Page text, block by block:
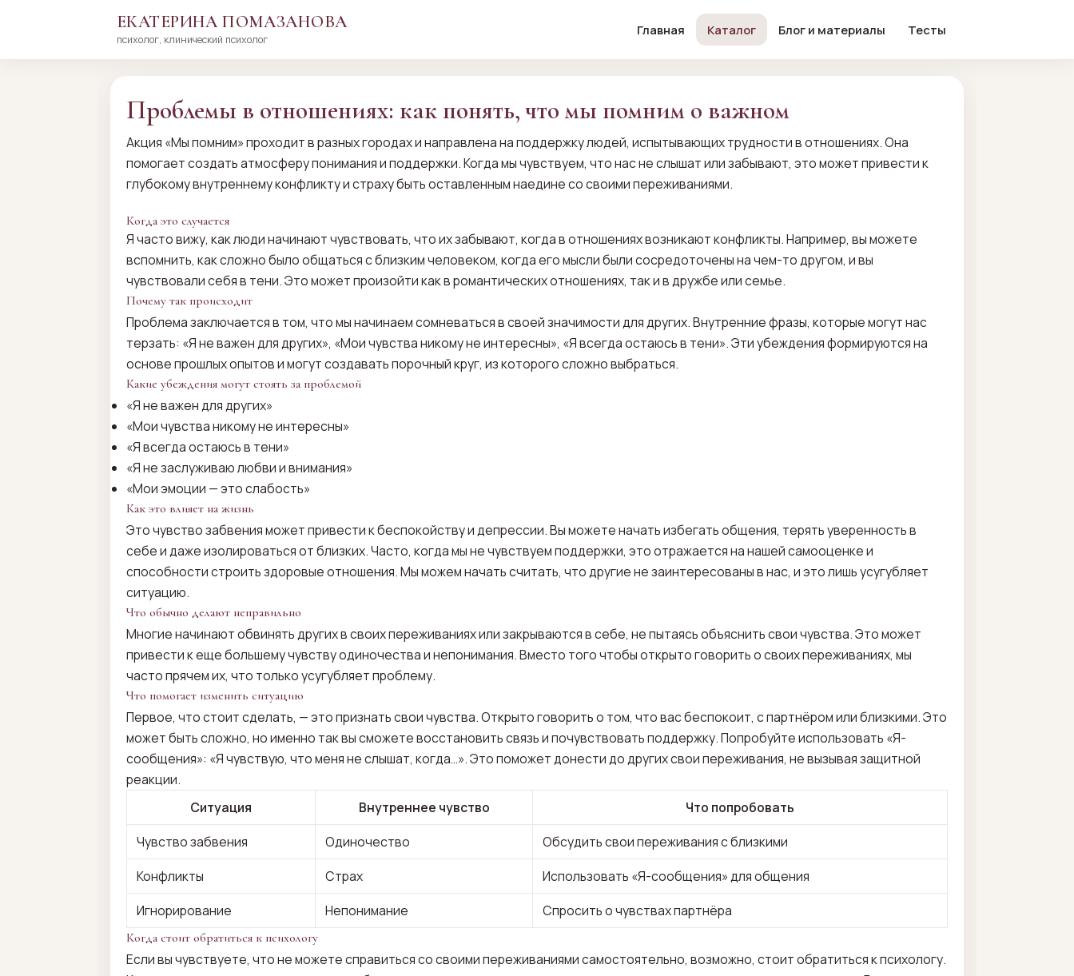
ЕКАТЕРИНА ПОМАЗАНОВА
психолог, клинический психолог
Главная Каталог Блог и материалы Тесты
Проблемы в отношениях: как понять, что мы помним о важном
Акция «Мы помним» проходит в разных городах и направлена на поддержку людей, испытывающих трудности в отношениях. Она
помогает создать атмосферу понимания и поддержки. Когда мы чувствуем, что нас не слышат или забывают, это может привести к
глубокому внутреннему конфликту и страху быть оставленным наедине со своими переживаниями.
Когда это случается
Я часто вижу, как люди начинают чувствовать, что их забывают, когда в отношениях возникают конфликты. Например, вы можете
вспомнить, как сложно было общаться с близким человеком, когда его мысли были сосредоточены на чем-то другом, и вы
чувствовали себя в тени. Это может произойти как в романтических отношениях, так и в дружбе или семье.
Почему так происходит
Проблема заключается в том, что мы начинаем сомневаться в своей значимости для других. Внутренние фразы, которые могут нас
терзать: «Я не важен для других», «Мои чувства никому не интересны», «Я всегда остаюсь в тени». Эти убеждения формируются на
основе прошлых опытов и могут создавать порочный круг, из которого сложно выбраться.
Какие убеждения могут стоять за проблемой
«Я не важен для других»
«Мои чувства никому не интересны»
«Я всегда остаюсь в тени»
«Я не заслуживаю любви и внимания»
«Мои эмоции — это слабость»
Как это влияет на жизнь
Это чувство забвения может привести к беспокойству и депрессии. Вы можете начать избегать общения, терять уверенность в
себе и даже изолироваться от близких. Часто, когда мы не чувствуем поддержки, это отражается на нашей самооценке и
способности строить здоровые отношения. Мы можем начать считать, что другие не заинтересованы в нас, и это лишь усугубляет
ситуацию.
Что обычно делают неправильно
Многие начинают обвинять других в своих переживаниях или закрываются в себе, не пытаясь объяснить свои чувства. Это может
привести к еще большему чувству одиночества и непонимания. Вместо того чтобы открыто говорить о своих переживаниях, мы
часто прячем их, что только усугубляет проблему.
Что помогает изменить ситуацию
Первое, что стоит сделать, — это признать свои чувства. Открыто говорить о том, что вас беспокоит, с партнёром или близкими. Это
может быть сложно, но именно так вы сможете восстановить связь и почувствовать поддержку. Попробуйте использовать «Я-
сообщения»: «Я чувствую, что меня не слышат, когда…». Это поможет донести до других свои переживания, не вызывая защитной
реакции.
Ситуация
Внутреннее чувство
Что попробовать
Чувство забвения
Одиночество
Обсудить свои переживания с близкими
Конфликты
Страх
Использовать «Я-сообщения» для общения
Игнорирование
Непонимание Спросить о чувствах партнёра
Когда стоит обратиться к психологу
Если вы чувствуете, что не можете справиться со своими переживаниями самостоятельно, возможно, стоит обратиться к психологу.